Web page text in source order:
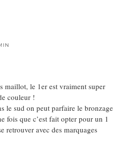
maillot, le 1er est vraiment super
couleur !
le sud on peut parfaire le bronzage
fois que c’est fait opter pour un 1
retrouver avec des marquages